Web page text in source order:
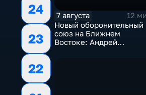
24
23
22
7 августа
12
Новый оборонительный
союз на Ближнем
Востоке: Андрей